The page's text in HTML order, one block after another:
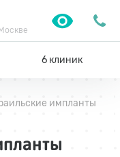
6 клиник
импланты